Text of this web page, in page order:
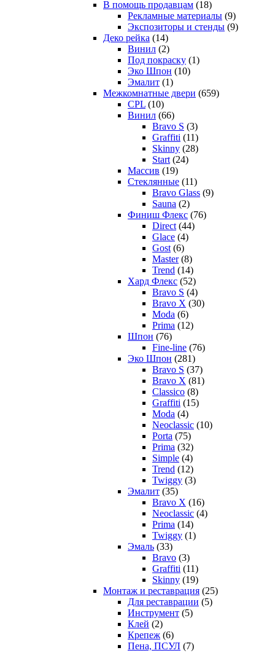
В помощь продавцам (18)
Рекламные материалы (9)
Экспозиторы и стенды (9)
Деко рейка (14)
Винил (2)
Под покраску (1)
Эко Шпон (10)
Эмалит (1)
Межкомнатные двери (659)
CPL (10)
Винил (66)
Bravo S (3)
Graffiti (11)
Skinny (28)
Start (24)
Массив (19)
Стеклянные (11)
Bravo Glass (9)
Sauna (2)
Финиш Флекс (76)
Direct (44)
Glace (4)
Gost (6)
Master (8)
Trend (14)
Хард Флекс (52)
Bravo S (4)
Bravo X (30)
Moda (6)
Prima (12)
Шпон (76)
Fine-line (76)
Эко Шпон (281)
Bravo S (37)
Bravo X (81)
Classico (8)
Graffiti (15)
Moda (4)
Neoclassic (10)
Porta (75)
Prima (32)
Simple (4)
Trend (12)
Twiggy (3)
Эмалит (35)
Bravo X (16)
Neoclassic (4)
Prima (14)
Twiggy (1)
Эмаль (33)
Bravo (3)
Graffiti (11)
Skinny (19)
Монтаж и реставрация (25)
Для реставрации (5)
Инструмент (5)
Клей (2)
Крепеж (6)
Пена, ПСУЛ (7)